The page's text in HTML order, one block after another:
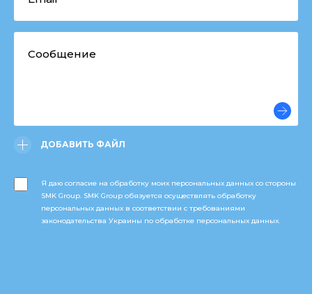
ДОБАВИТЬ ФАЙЛ
Я даю согласие на обработку моих персональных данных со стороны
SMK Group. SMK Group обязуется осуществлять обработку
персональных данных в соответствии с требованиями
законодательства Украины по обработке персональных данных.